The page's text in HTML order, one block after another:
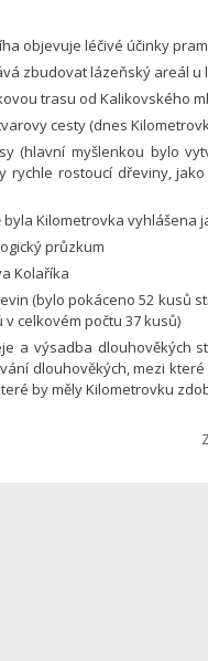
objevuje léčivé účinky
zbudovat lázeňský areál u
trasu od Kalikovského
cesty (dnes
(hlavní myšlenkou bylo
rychle rostoucí dřeviny,
Kilometrovka vyhlášena
průzkum
Kolaříka
(bylo pokáceno 52 kusů
celkovém počtu 37 kusů)
a výsadba dlouhověkých
dlouhověkých, mezi
by měly Kilometrovku